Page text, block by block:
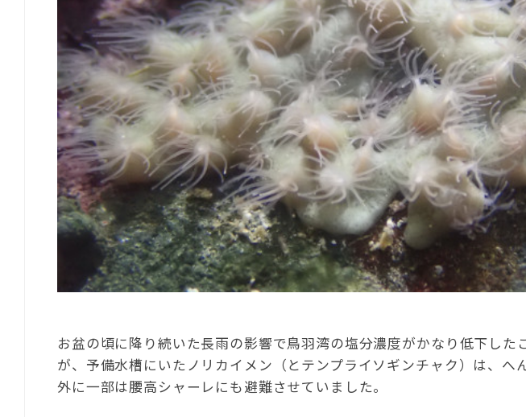
お盆の頃に降り続いた長雨の影響で鳥羽湾の塩分濃度がかなり低下した
が、予備水槽にいたノリカイメン（とテンプライソギンチャク）は、へ
外に一部は腰高シャーレにも避難させていました。